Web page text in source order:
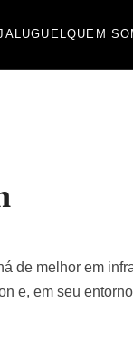
ALUGUELQUEM
de melhor em
e, em seu